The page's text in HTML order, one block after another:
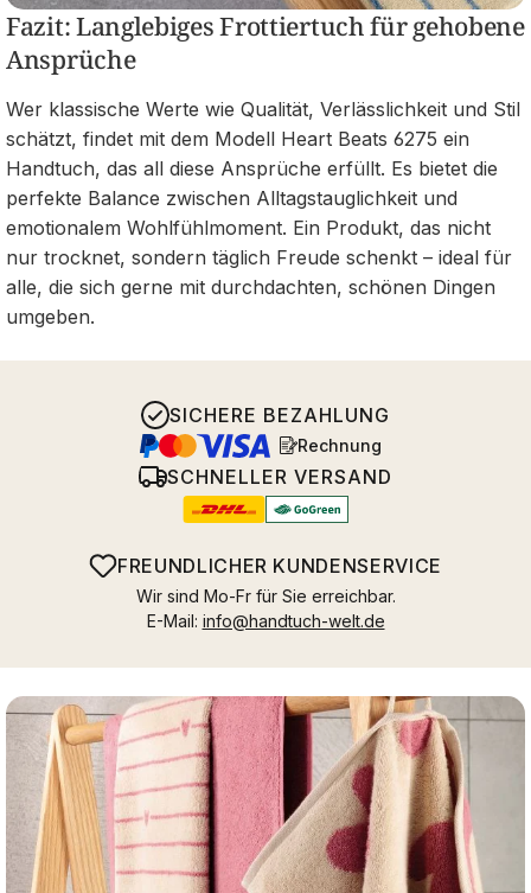
Fazit: Langlebiges Frottiertuch für gehobene
Ansprüche
Wer klassische Werte wie Qualität, Verlässlichkeit und Stil
schätzt, findet mit dem Modell Heart Beats 6275 ein
Handtuch, das all diese Ansprüche erfüllt. Es bietet die
perfekte Balance zwischen Alltagstauglichkeit und
emotionalem Wohlfühlmoment. Ein Produkt, das nicht
nur trocknet, sondern täglich Freude schenkt – ideal für
alle, die sich gerne mit durchdachten, schönen Dingen
umgeben.
SICHERE BEZAHLUNG
Rechnung
SCHNELLER VERSAND
FREUNDLICHER KUNDENSERVICE
Wir sind Mo-Fr für Sie erreichbar.
E-Mail: info@handtuch-welt.de